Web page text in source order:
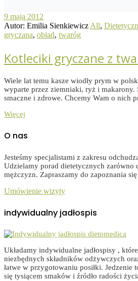
9 maja 2012
Autor: Emilia Sienkiewicz All,
gryczana, obiad, twaróg
Kotleciki gryczane z
Wiele lat temu kasze wiodły prym w
wyparte przez ziemniaki, ryż i makarony.
smaczne i zdrowe. Chcemy Wam o nich
Więcej
O nas
Jesteśmy specjalistami z zakresu
Udzielamy porad dietetycznych zarówno
mężczyzn. Zapraszamy do zapoznania
Umówienie wizyty
indywidualny jadłospis
Układamy indywidualne jadłospisy ,
niezbędnych składników odżywczych
łatwe w przygotowaniu posiłki. Jedzenie
się tysiącem smaków i źródło radości